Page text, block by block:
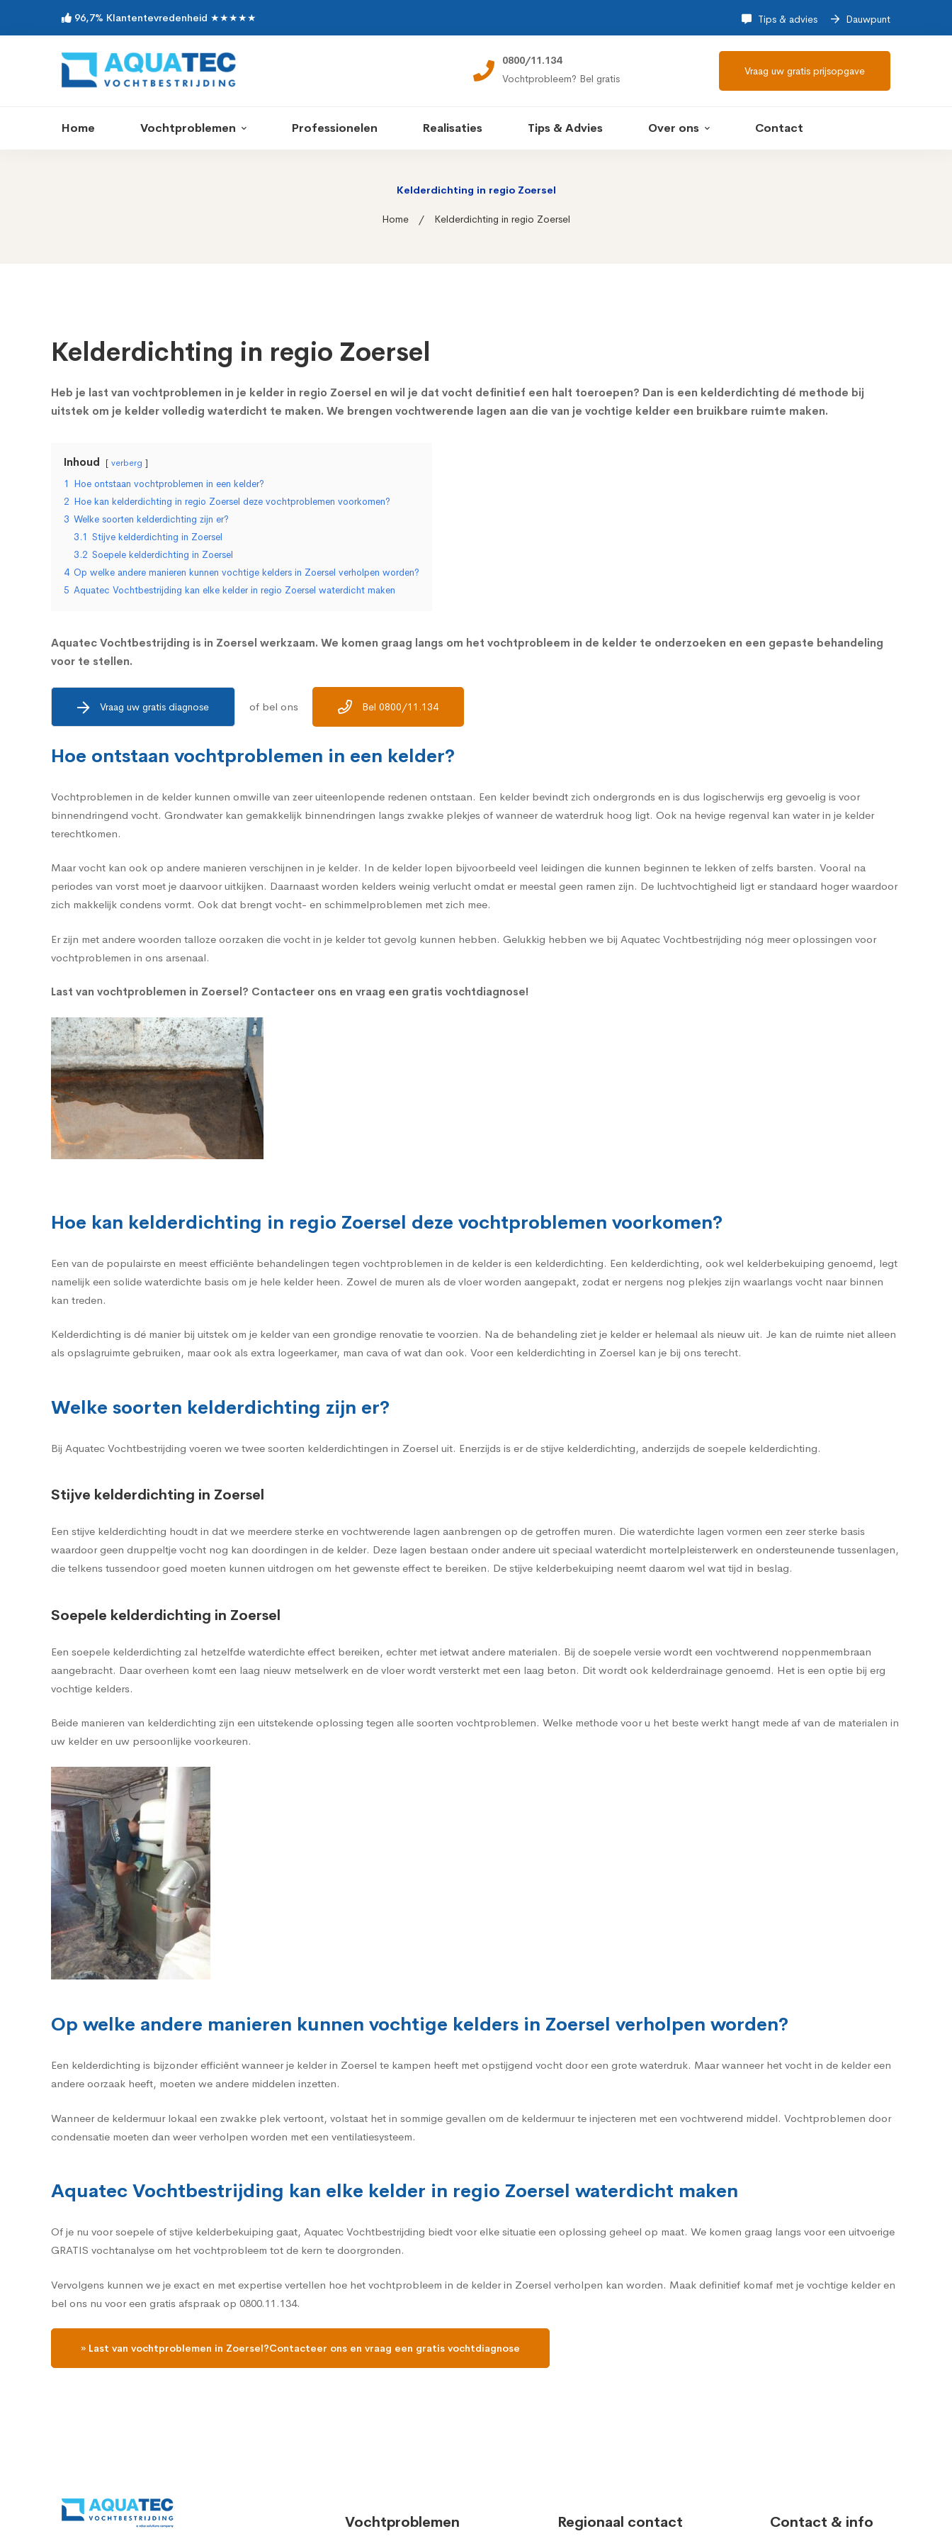
96,7% Klantentevredenheid ★★★★★ Tips & advies Dauwpunt
0800/11.134
Vochtprobleem? Bel gratis
Vraag uw gratis prijsopgave
Home Vochtproblemen Professionelen Realisaties Tips & Advies Over ons Contact
Kelderdichting in regio Zoersel
Home Kelderdichting in regio Zoersel
Kelderdichting in regio Zoersel
Heb je last van vochtproblemen in je kelder in regio Zoersel en wil je dat vocht definitief een halt toeroepen? Dan is een kelderdichting dé methode bij
uitstek om je kelder volledig waterdicht te maken. We brengen vochtwerende lagen aan die van je vochtige kelder een bruikbare ruimte maken.
Inhoud verberg
1 Hoe ontstaan vochtproblemen in een kelder?
2 Hoe kan kelderdichting in regio Zoersel deze vochtproblemen voorkomen?
3 Welke soorten kelderdichting zijn er?
3.1 Stijve kelderdichting in Zoersel
3.2 Soepele kelderdichting in Zoersel
4 Op welke andere manieren kunnen vochtige kelders in Zoersel verholpen worden?
5 Aquatec Vochtbestrijding kan elke kelder in regio Zoersel waterdicht maken
Aquatec Vochtbestrijding is in Zoersel werkzaam. We komen graag langs om het vochtprobleem in de kelder te onderzoeken en een gepaste behandeling
voor te stellen.
Vraag uw gratis diagnose of bel ons Bel 0800/11.134
Hoe ontstaan vochtproblemen in een kelder?
Vochtproblemen in de kelder kunnen omwille van zeer uiteenlopende redenen ontstaan. Een kelder bevindt zich ondergronds en is dus logischerwijs erg gevoelig is voor
binnendringend vocht. Grondwater kan gemakkelijk binnendringen langs zwakke plekjes of wanneer de waterdruk hoog ligt. Ook na hevige regenval kan water in je kelder
terechtkomen.
Maar vocht kan ook op andere manieren verschijnen in je kelder. In de kelder lopen bijvoorbeeld veel leidingen die kunnen beginnen te lekken of zelfs barsten. Vooral na
periodes van vorst moet je daarvoor uitkijken. Daarnaast worden kelders weinig verlucht omdat er meestal geen ramen zijn. De luchtvochtigheid ligt er standaard hoger waardoor
zich makkelijk condens vormt. Ook dat brengt vocht- en schimmelproblemen met zich mee.
Er zijn met andere woorden talloze oorzaken die vocht in je kelder tot gevolg kunnen hebben. Gelukkig hebben we bij Aquatec Vochtbestrijding nóg meer oplossingen voor
vochtproblemen in ons arsenaal.
Last van vochtproblemen in Zoersel? Contacteer ons en vraag een gratis vochtdiagnose!
Hoe kan kelderdichting in regio Zoersel deze vochtproblemen voorkomen?
Een van de populairste en meest efficiënte behandelingen tegen vochtproblemen in de kelder is een kelderdichting. Een kelderdichting, ook wel kelderbekuiping genoemd, legt
namelijk een solide waterdichte basis om je hele kelder heen. Zowel de muren als de vloer worden aangepakt, zodat er nergens nog plekjes zijn waarlangs vocht naar binnen
kan treden.
Kelderdichting is dé manier bij uitstek om je kelder van een grondige renovatie te voorzien. Na de behandeling ziet je kelder er helemaal als nieuw uit. Je kan de ruimte niet alleen
als opslagruimte gebruiken, maar ook als extra logeerkamer, man cava of wat dan ook. Voor een kelderdichting in Zoersel kan je bij ons terecht.
Welke soorten kelderdichting zijn er?
Bij Aquatec Vochtbestrijding voeren we twee soorten kelderdichtingen in Zoersel uit. Enerzijds is er de stijve kelderdichting, anderzijds de soepele kelderdichting.
Stijve kelderdichting in Zoersel
Een stijve kelderdichting houdt in dat we meerdere sterke en vochtwerende lagen aanbrengen op de getroffen muren. Die waterdichte lagen vormen een zeer sterke basis
waardoor geen druppeltje vocht nog kan doordingen in de kelder. Deze lagen bestaan onder andere uit speciaal waterdicht mortelpleisterwerk en ondersteunende tussenlagen,
die telkens tussendoor goed moeten kunnen uitdrogen om het gewenste effect te bereiken. De stijve kelderbekuiping neemt daarom wel wat tijd in beslag.
Soepele kelderdichting in Zoersel
Een soepele kelderdichting zal hetzelfde waterdichte effect bereiken, echter met ietwat andere materialen. Bij de soepele versie wordt een vochtwerend noppenmembraan
aangebracht. Daar overheen komt een laag nieuw metselwerk en de vloer wordt versterkt met een laag beton. Dit wordt ook kelderdrainage genoemd. Het is een optie bij erg
vochtige kelders.
Beide manieren van kelderdichting zijn een uitstekende oplossing tegen alle soorten vochtproblemen. Welke methode voor u het beste werkt hangt mede af van de materialen in
uw kelder en uw persoonlijke voorkeuren.
Op welke andere manieren kunnen vochtige kelders in Zoersel verholpen worden?
Een kelderdichting is bijzonder efficiënt wanneer je kelder in Zoersel te kampen heeft met opstijgend vocht door een grote waterdruk. Maar wanneer het vocht in de kelder een
andere oorzaak heeft, moeten we andere middelen inzetten.
Wanneer de keldermuur lokaal een zwakke plek vertoont, volstaat het in sommige gevallen om de keldermuur te injecteren met een vochtwerend middel. Vochtproblemen door
condensatie moeten dan weer verholpen worden met een ventilatiesysteem.
Aquatec Vochtbestrijding kan elke kelder in regio Zoersel waterdicht maken
Of je nu voor soepele of stijve kelderbekuiping gaat, Aquatec Vochtbestrijding biedt voor elke situatie een oplossing geheel op maat. We komen graag langs voor een uitvoerige
GRATIS vochtanalyse om het vochtprobleem tot de kern te doorgronden.
Vervolgens kunnen we je exact en met expertise vertellen hoe het vochtprobleem in de kelder in Zoersel verholpen kan worden. Maak definitief komaf met je vochtige kelder en
bel ons nu voor een gratis afspraak op 0800.11.134.
» Last van vochtproblemen in Zoersel?Contacteer ons en vraag een gratis vochtdiagnose
Vochtproblemen Regionaal contact Contact & info